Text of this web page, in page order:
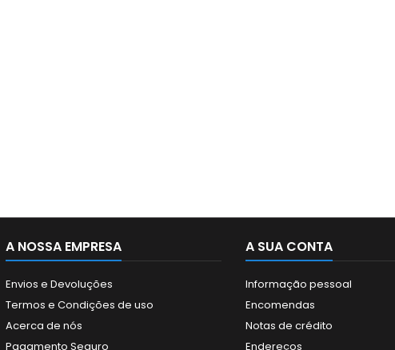
A NOSSA EMPRESA
Envios e Devoluções
Termos e Condições de uso
Acerca de nós
Pagamento Seguro
A SUA CONTA
Informação pessoal
Encomendas
Notas de crédito
Endereços